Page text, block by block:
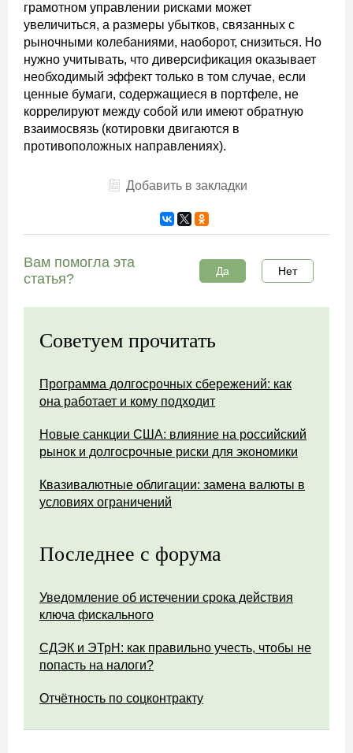
грамотном управлении рисками может
увеличиться, а размеры убытков, связанных с
рыночными колебаниями, наоборот, снизиться. Но
нужно учитывать, что диверсификация оказывает
необходимый эффект только в том случае, если
ценные бумаги, содержащиеся в портфеле, не
коррелируют между собой или имеют обратную
взаимосвязь (котировки двигаются в
противоположных направлениях).
Добавить в закладки
Вам помогла эта
статья?
Да Нет
Советуем прочитать
Программа долгосрочных сбережений: как
она работает и кому подходит
Новые санкции США: влияние на российский
рынок и долгосрочные риски для экономики
Квазивалютные облигации: замена валюты в
условиях ограничений
Последнее с форума
Уведомление об истечении срока действия
ключа фискального
СДЭК и ЭТрН: как правильно учесть, чтобы не
попасть на налоги?
Отчётность по соцконтракту